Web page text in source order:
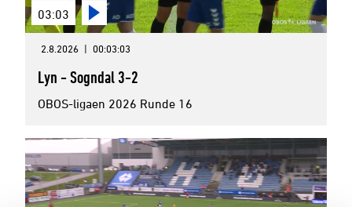
03:03
2.8.2026 | 00:03:03
Lyn - Sogndal 3-2
OBOS-ligaen 2026 Runde 16